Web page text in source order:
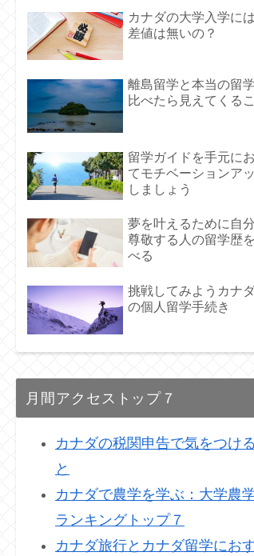
カナダの大学入学に
差値は無いの？
離島留学と本当の留
比べたら見えてくる
留学ガイドを手元に
てモチベーションア
しましょう
夢を叶えるために自
尊敬する人の留学歴
べる
挑戦してみようカナ
の個人留学手続き
月間アクセストップ７
カナダの税関申告で気をつけ
と
カナダで農学を学ぶ：大学農
ランキングトップ７
カナダ旅行とカナダ留学にお